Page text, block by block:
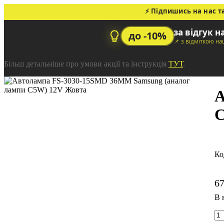
⚡ Підпишись на нас
до -10% за відгук
📌 з відміткою
Більш детальніше про умови акції та інструкція ТУТ.
67